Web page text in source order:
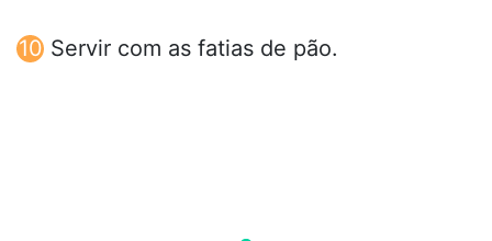
Servir com as fatias de pão.